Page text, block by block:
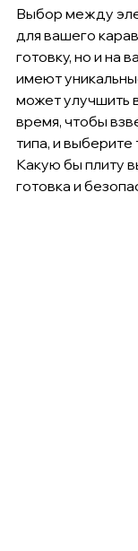
Выбор между
для вашего
готовку, но и на
имеют
может улучшить
время, чтобы
типа, и выберите
Какую бы плиту
готовка и